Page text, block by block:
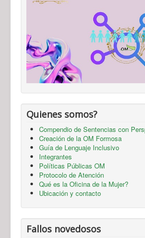
Quienes somos?
Compendio de Sentencias con
Creación de la OM Formosa
Guía de Lenguaje Inclusivo
Integrantes
Políticas Públicas OM
Protocolo de Atención
Qué es la Oficina de la Mujer?
Ubicación y contacto
Fallos novedosos